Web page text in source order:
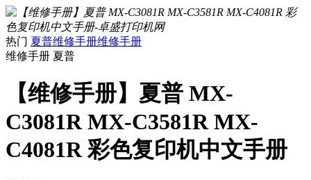
热门 夏普维修手册维修手册
维修手册 夏普
【维修手册】夏普 MX-
C3081R MX-C3581R MX-
C4081R 彩色复印机中文手册